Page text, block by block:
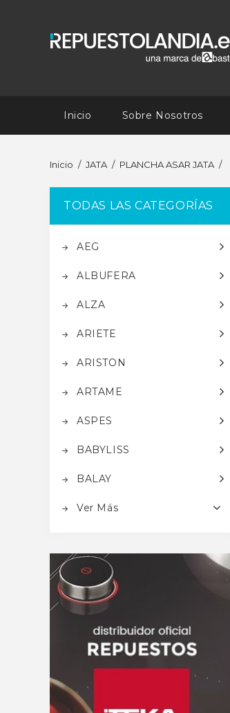
Inicio Sobre Nosotros
Inicio JATA PLANCHA ASAR JATA
TODAS LAS CATEGORÍAS
AEG
ALBUFERA
ALZA
ARIETE
ARISTON
ARTAME
ASPES
BABYLISS
BALAY
Ver Más